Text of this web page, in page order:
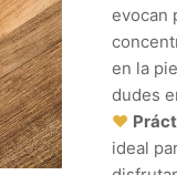
evocan
en la
dudes
♥
ideal